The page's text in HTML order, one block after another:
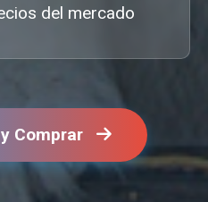
del mercado
Comprar